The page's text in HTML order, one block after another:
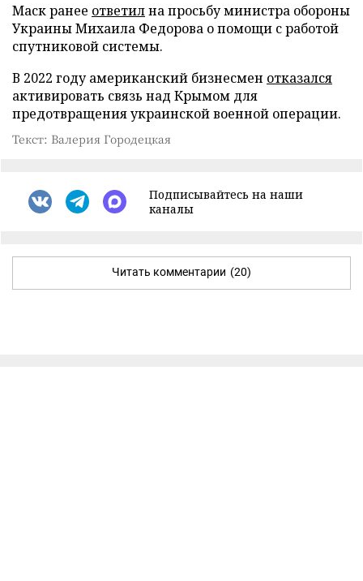
Маск ранее ответилна просьбу министра обороны
Украины Михаила Федорова о помощи с работой
спутниковой системы.
В 2022 году американский бизнесмен отказался
активировать связь над Крымом для
предотвращения украинской военной операции.
Текст: Валерия Городецкая
Подписывайтесь на наши
каналы
Читать комментарии (20)